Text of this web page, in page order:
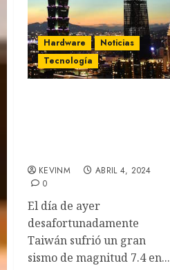
Hardware
Noticias
Tecnología
KEVINM
ABRIL 4, 2024
0
El día de ayer
desafortunadamente
Taiwán sufrió un gran
sismo de magnitud 7.4 en...